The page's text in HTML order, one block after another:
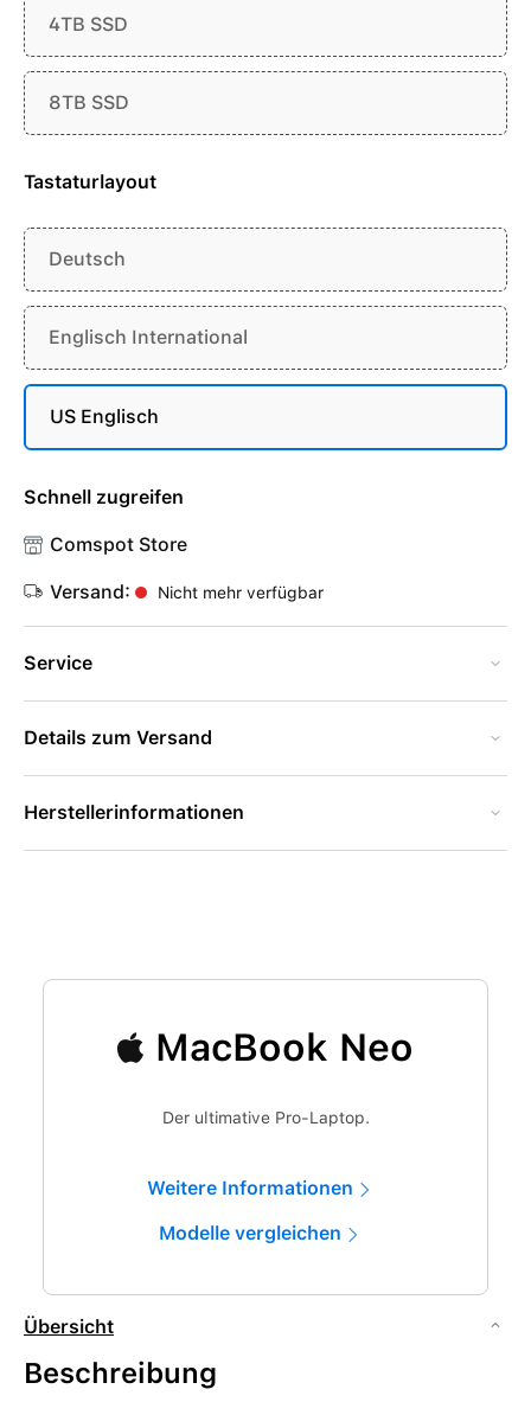
4TB SSD
8TB SSD
Tastaturlayout
Deutsch
Englisch International
US Englisch
Schnell zugreifen
Comspot Store
Versand: Nicht mehr verfügbar
Service
Details zum Versand
Herstellerinformationen
MacBook Neo
Der ultimative Pro-Laptop.
Weitere Informationen
Modelle vergleichen
Übersicht
Beschreibung